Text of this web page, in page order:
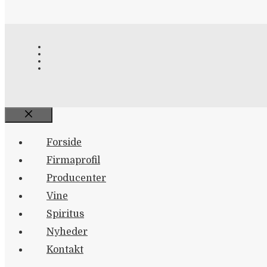
Close
Forside
Firmaprofil
Producenter
Vine
Spiritus
Nyheder
Kontakt